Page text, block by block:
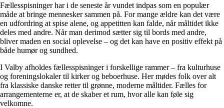
Fællesspisninger har i de seneste år vundet indpas som en populær
måde at bringe mennesker sammen på. For mange ældre kan det være
en udfordring at spise alene, og appetitten kan falde, når måltidet ikke
deles med andre. Når man derimod sætter sig til bords med andre,
bliver maden en social oplevelse – og det kan have en positiv effekt på
både humør og sundhed.
I Valby afholdes fællesspisninger i forskellige rammer – fra kulturhuse
og foreningslokaler til kirker og beboerhuse. Her mødes folk over alt
fra klassiske danske retter til grønne, moderne måltider. Fælles for
arrangementerne er, at de skaber et rum, hvor alle kan føle sig
velkomne.